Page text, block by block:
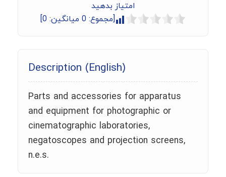
امتیاز بدهید
[مجموع: 0 میانگین: 0
]
Description (English)
Parts and accessories for apparatus
and equipment for photographic or
cinematographic laboratories,
negatoscopes and projection screens,
n.e.s.